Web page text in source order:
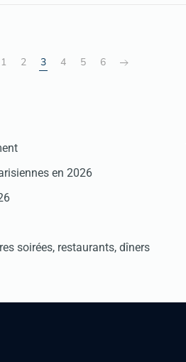
1 2 3 4 5 6
en 2026
soirées, restaurants, dîners